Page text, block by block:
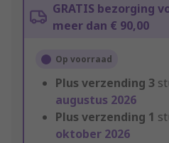
GRATIS bezorging
meer dan € 90,00
Op voorraad
Plus verzending 3
augustus 2026
Plus verzending 1
oktober 2026